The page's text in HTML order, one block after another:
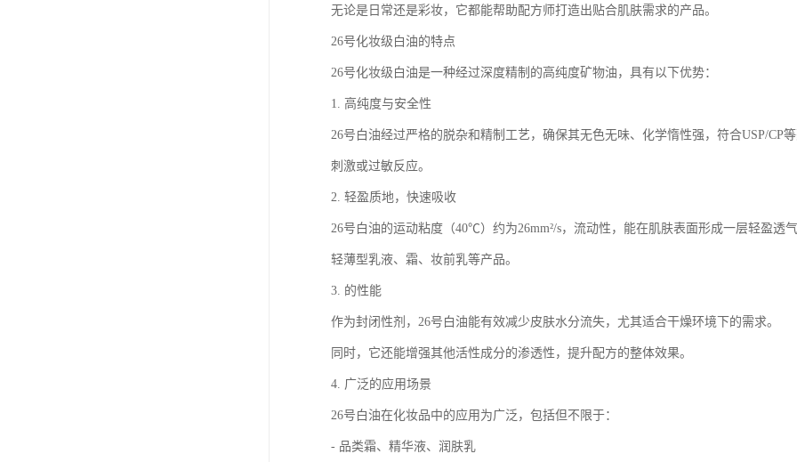
无论是日常还是彩妆，它都能帮助配方师打造出贴合肌肤需求的产品。
26号化妆级白油的特点
26号化妆级白油是一种经过深度精制的高纯度矿物油，具有以下优势：
1. 高纯度与安全性
26号白油经过严格的脱杂和精制工艺，确保其无色无味、化学惰性强，符合USP/CP
刺激或过敏反应。
2. 轻盈质地，快速吸收
26号白油的运动粘度（40℃）约为26mm²/s，流动性，能在肌肤表面形成一层轻盈透
轻薄型乳液、霜、妆前乳等产品。
3. 的性能
作为封闭性剂，26号白油能有效减少皮肤水分流失，尤其适合干燥环境下的需求。
同时，它还能增强其他活性成分的渗透性，提升配方的整体效果。
4. 广泛的应用场景
26号白油在化妆品中的应用为广泛，包括但不限于：
- 品类霜、精华液、润肤乳